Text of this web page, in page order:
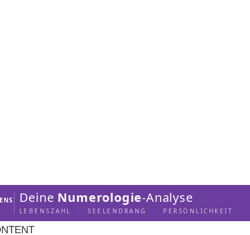
Deine Numerologie-Analyse
LEBENSZAHL · SEELENDRANG · PERSÖNLICHKEIT